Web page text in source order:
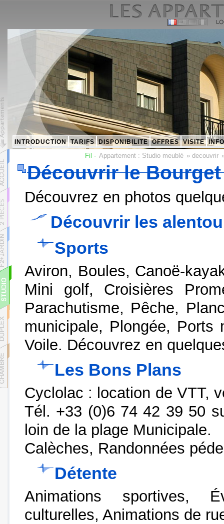
INTRODUCTION TARIFS DISPONIBILITE OFFRES VISITE
Fil - Appartement : Studio meublé » decouvrir
Découvrir le
Découvrez en photos
Découvrir les
Sports
Aviron, Boules, Canoë-
Mini golf, Croisières
Parachutisme, Pêche,
municipale, Plongée, Ports
Voile. Découvrez en
Les Bons Plans
Cyclolac : location de VTT,
Tél. +33 (0)6 74 42 39 50
loin de la plage Municipale.
Calèches, Randonnées
Détente
Animations sportives,
culturelles, Animations de